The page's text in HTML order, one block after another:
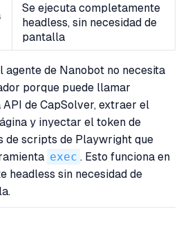
Se ejecuta completamente
headless, sin necesidad de
pantalla
agente de Nanobot no necesita
porque puede llamar
de CapSolver, extraer el
y inyectar el token de
de scripts de Playwright que
exec . Esto funciona en
headless sin necesidad de